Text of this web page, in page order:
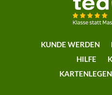
KUNDE WERDEN
HILFE